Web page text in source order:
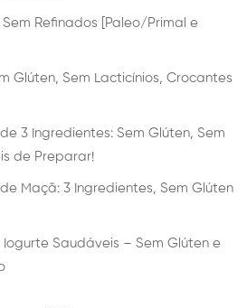
Refinados [Paleo/Primal e
Glúten, Sem Lacticínios, Crocantes
3 Ingredientes: Sem Glúten, Sem
de Preparar!
Maçã: 3 Ingredientes, Sem Glúten
Saudáveis – Sem Glúten e